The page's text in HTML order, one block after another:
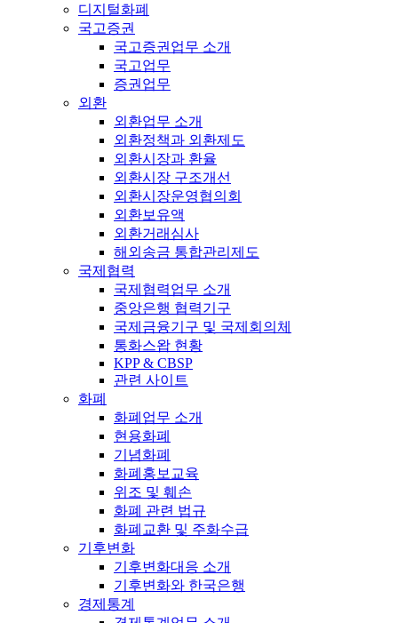
디지털화폐
국고증권
국고증권업무 소개
국고업무
증권업무
외환
외환업무 소개
외환정책과 외환제도
외환시장과 환율
외환시장 구조개선
외환시장운영협의회
외환보유액
외환거래심사
해외송금 통합관리제도
국제협력
국제협력업무 소개
중앙은행 협력기구
국제금융기구 및 국제회의체
통화스왑 현황
KPP & CBSP
관련 사이트
화폐
화폐업무 소개
현용화폐
기념화폐
화폐홍보교육
위조 및 훼손
화폐 관련 법규
화폐교환 및 주화수급
기후변화
기후변화대응 소개
기후변화와 한국은행
경제통계